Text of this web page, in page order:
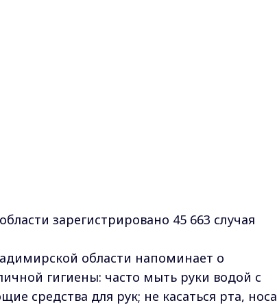
зарегистрировано 45 663 случая
области напоминает о
гигиены: часто мыть руки водой с
средства для рук; не касаться рта, носа